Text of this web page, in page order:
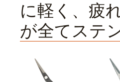
に軽く、疲
が全てステ